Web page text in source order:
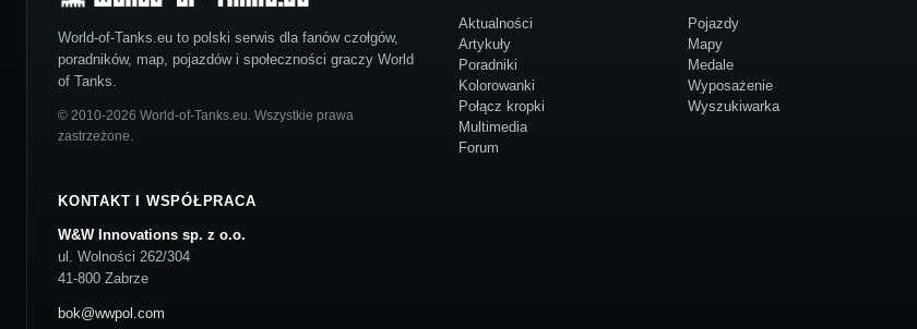
World-of-Tanks.eu to polski serwis dla fanów czołgów,
poradników, map, pojazdów i społeczności graczy World
of Tanks.
© 2010-2026 World-of-Tanks.eu. Wszystkie prawa
zastrzeżone.
Aktualności
Artykuły
Poradniki
Kolorowanki
Połącz kropki
Multimedia
Forum
Pojazdy
Mapy
Medale
Wyposażenie
Wyszukiwarka
KONTAKT I WSPÓŁPRACA
W&W Innovations sp. z o.o.
ul. Wolności 262/304
41-800 Zabrze
bok@wwpol.com